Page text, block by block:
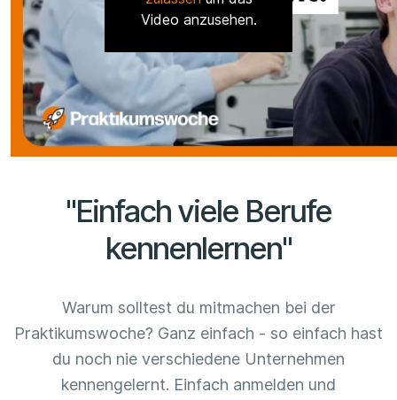
"Einfach viele Berufe
kennenlernen"
Warum solltest du mitmachen bei der
Praktikumswoche? Ganz einfach - so einfach hast
du noch nie verschiedene Unternehmen
kennengelernt. Einfach anmelden und
Video anzusehen.